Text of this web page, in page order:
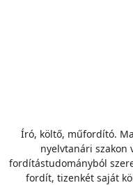
Író, költő, műfordító.
nyelvtanári szakon
fordítástudományból
fordít, tizenkét saját